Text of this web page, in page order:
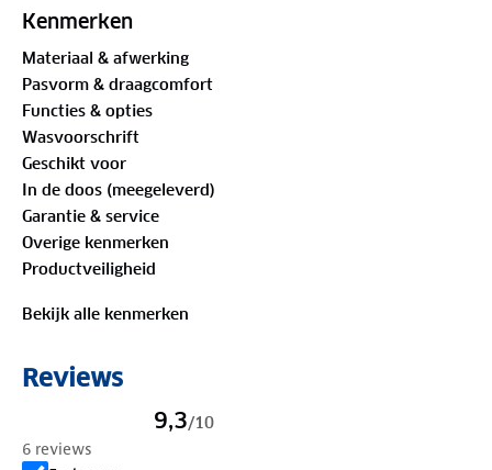
rekt mee, zit lekker en blijft in vorm. Met twee
of je spullen veilig op te bergen.
Kenmerken
Materiaal & afwerking
Pasvorm & draagcomfort
Functies & opties
Wasvoorschrift
Geschikt voor
In de doos (meegeleverd)
Garantie & service
Overige kenmerken
Productveiligheid
Bekijk alle kenmerken
Reviews
9,3/10
6 reviews